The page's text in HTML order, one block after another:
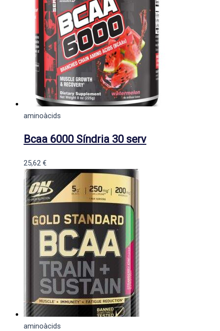
aminoàcids
Bcaa 6000 Síndria 30 serv
25,62 €
aminoàcids